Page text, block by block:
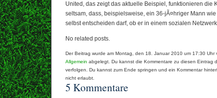
United, das zeigt das aktuelle Beispiel, funktionieren die
seltsam, dass, beispielsweise, ein 36-jÃ¤hriger Mann
selbst entscheiden darf, ob er in einem sozialen
No related posts.
Der Beitrag wurde am Montag, den 18. Januar 2010 um 17:30 Uhr
Allgemein abgelegt. Du kannst die Kommentare zu diesen Eintrag
verfolgen. Du kannst zum Ende springen und ein Kommentar
nicht erlaubt.
5 Kommentare